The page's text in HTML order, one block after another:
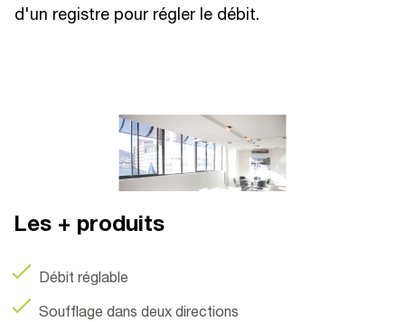
d'un registre pour régler le débit.
Les + produits
Débit réglable
Soufflage dans deux directions